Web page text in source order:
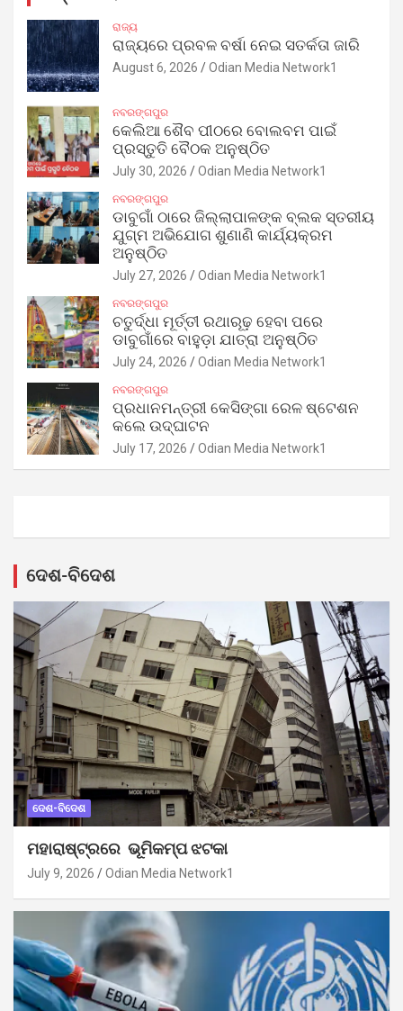
ରାଜ୍ୟ
ରାଜ୍ୟରେ ପ୍ରବଳ ବର୍ଷା ନେଇ ସତର୍କତା ଜାରି
August 6, 2026 Odian Media Network1
ନବରଙ୍ଗପୁର
କେଲିଆ ଶୈବ ପୀଠରେ ବୋଲବମ ପାଇଁ
ପ୍ରସ୍ତୁତି ବୈଠକ ଅନୁଷ୍ଠିତ
July 30, 2026 Odian Media Network1
ନବରଙ୍ଗପୁର
ଡାବୁଗାଁ ଠାରେ ଜିଲ୍ଲାପାଳଙ୍କ ବ୍ଲକ ସ୍ତରୀୟ
ଯୁଗ୍ମ ଅଭିଯୋଗ ଶୁଣାଣି କାର୍ଯ୍ୟକ୍ରମ
ଅନୁଷ୍ଠିତ
July 27, 2026 Odian Media Network1
ନବରଙ୍ଗପୁର
ଚତୁର୍ଦ୍ଧା ମୂର୍ତ୍ତୀ ରଥାରୂଢ଼ ହେବା ପରେ
ଡାବୁଗାଁରେ ବାହୁଡ଼ା ଯାତ୍ରା ଅନୁଷ୍ଠିତ
July 24, 2026 Odian Media Network1
ନବରଙ୍ଗପୁର
ପ୍ରଧାନମନ୍ତ୍ରୀ କେସିଙ୍ଗା ରେଳ ଷ୍ଟେଶନ
କଲେ ଉଦ୍‌ଘାଟନ
July 17, 2026 Odian Media Network1
ଦେଶ-ବିଦେଶ
ଦେଶ-ବିଦେଶ
ମହାରାଷ୍ଟ୍ରରେ ଭୂମିକମ୍ପ ଝଟକା
July 9, 2026 Odian Media Network1